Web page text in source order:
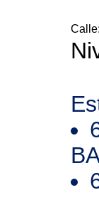
Calle: